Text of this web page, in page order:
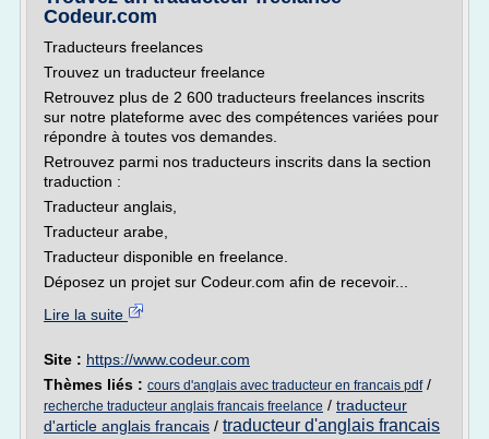
Codeur.com
Traducteurs freelances
Trouvez un traducteur freelance
Retrouvez plus de 2 600 traducteurs freelances inscrits
sur notre plateforme avec des compétences variées pour
répondre à toutes vos demandes.
Retrouvez parmi nos traducteurs inscrits dans la section
traduction :
Traducteur anglais,
Traducteur arabe,
Traducteur disponible en freelance.
Déposez un projet sur Codeur.com afin de recevoir...
Lire la suite
Site : https://www.codeur.com
Thèmes liés : cours d'anglais avec traducteur en francais pdf/
recherche traducteur anglais francais freelance / traducteur
d'article anglais francais / traducteur d'anglais francais